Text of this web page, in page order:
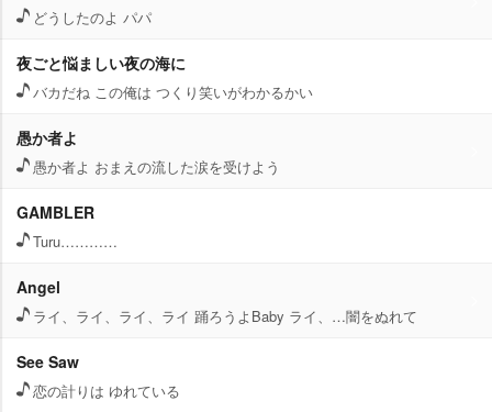
どうしたのよ パパ
夜ごと悩ましい夜の海に
バカだね この俺は つくり笑いがわかるかい
愚か者よ
愚か者よ おまえの流した涙を受けよう
GAMBLER
Turu…………
Angel
ライ、ライ、ライ、ライ 踊ろうよBaby ライ、…闇をぬれて
See Saw
恋の計りは ゆれている